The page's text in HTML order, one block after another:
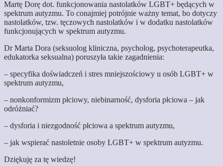
Martę Dorę dot. funkcjonowania nastolatków LGBT+ będących w
spektrum autyzmu. To conajmiej potrójnie ważny temat, bo dotyczy
nastolatków, tzw. tęczowych nastolatków i w dodatku nastolatków
funkcjonujących w spektrum autyzmu.
Dr Marta Dora (seksuolog kliniczna, psycholog, psychoterapeutka,
edukatorka seksualna) poruszyła takie zagadnienia:
– specyfika doświadczeń i stres mniejszościowy u osób LGBT+ w
spektrum autyzmu,
– nonkonformizm płciowy, niebinarność, dysforia płciowa – jak
odróżniać?
– dysforia i niezgodność płciowa a spektrum autyzmu,
– jak wspierać nastoletnie osoby LGBT+ w spektrum autyzmu.
Dziękuję za tę wiedzę!